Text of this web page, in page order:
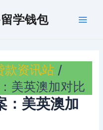
学钱包
款资讯站
美英澳加对比
：美英澳加